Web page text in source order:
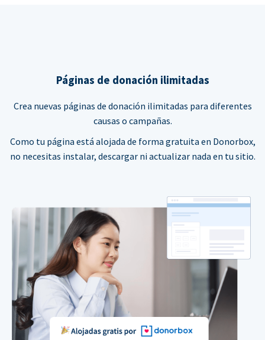
Páginas de donación ilimitadas
Crea nuevas páginas de donación ilimitadas para diferentes
causas o campañas.
Como tu página está alojada de forma gratuita en Donorbox,
no necesitas instalar, descargar ni actualizar nada en tu sitio.